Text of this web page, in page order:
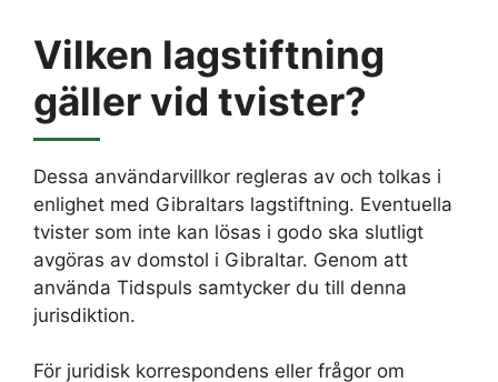
Vilken lagstiftning
gäller vid tvister?
Dessa användarvillkor regleras av och tolkas i
enlighet med Gibraltars lagstiftning. Eventuella
tvister som inte kan lösas i godo ska slutligt
avgöras av domstol i Gibraltar. Genom att
använda Tidspuls samtycker du till denna
jurisdiktion.
För juridisk korrespondens eller frågor om